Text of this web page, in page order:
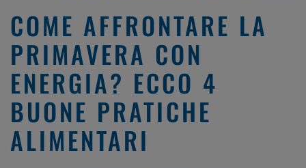
COME AFFRONTARE LA
PRIMAVERA CON
ENERGIA? ECCO 4
BUONE PRATICHE
ALIMENTARI